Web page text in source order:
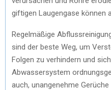
giftigen Laugengase können
Regelmäßige
sind der beste Weg, um
Folgen zu verhindern und
Abwassersystem
auch, unangenehme Gerüche